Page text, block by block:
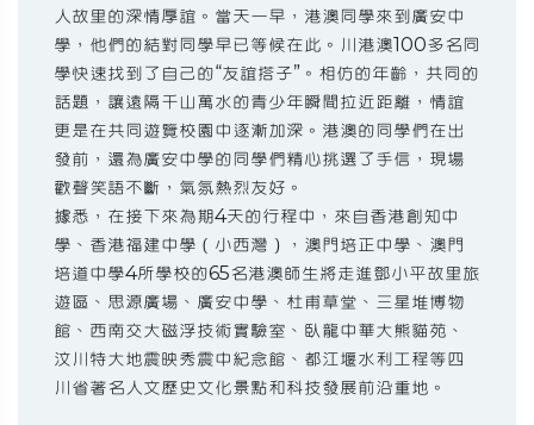
人故里的深情厚誼。當天一早，港澳同學來到廣安中
學，他們的結對同學早已等候在此。川港澳100多名同
學快速找到了自己的“友誼搭子”。相仿的年齡，共同的
話題，讓遠隔千山萬水的青少年瞬間拉近距離，情誼
更是在共同遊覽校園中逐漸加深。港澳的同學們在出
發前，還為廣安中學的同學們精心挑選了手信，現場
歡聲笑語不斷，氣氛熱烈友好。
據悉，在接下來為期4天的行程中，來自香港創知中
學、香港福建中學（小西灣），澳門培正中學、澳門
培道中學4所學校的65名港澳師生將走進鄧小平故里旅
遊區、思源廣場、廣安中學、杜甫草堂、三星堆博物
館、西南交大磁浮技術實驗室、臥龍中華大熊貓苑、
汶川特大地震映秀震中紀念館、都江堰水利工程等四
川省著名人文歷史文化景點和科技發展前沿重地。